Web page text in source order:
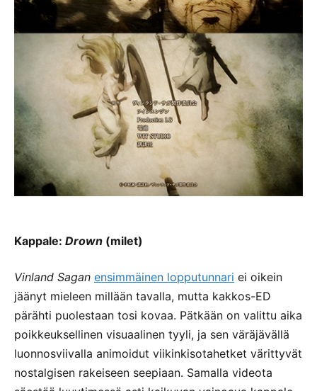
Kappale: Drown (milet)
Vinland Sagan ensimmäinen lopputunnari ei oikein
jäänyt mieleen millään tavalla, mutta kakkos-ED
pärähti puolestaan tosi kovaa. Pätkään on valittu aika
poikkeuksellinen visuaalinen tyyli, ja sen väräjävällä
luonnosviivalla animoidut viikinkisotahetket värittyvät
nostalgisen rakeiseen seepiaan. Samalla videota